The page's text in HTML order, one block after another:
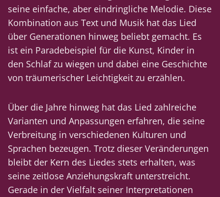
seine einfache, aber eindringliche Melodie. Diese
Kombination aus Text und Musik hat das Lied
über Generationen hinweg beliebt gemacht. Es
ist ein Paradebeispiel für die Kunst, Kinder in
den Schlaf zu wiegen und dabei eine Geschichte
von träumerischer Leichtigkeit zu erzählen.
Über die Jahre hinweg hat das Lied zahlreiche
Varianten und Anpassungen erfahren, die seine
Verbreitung in verschiedenen Kulturen und
Sprachen bezeugen. Trotz dieser Veränderungen
bleibt der Kern des Liedes stets erhalten, was
seine zeitlose Anziehungskraft unterstreicht.
Gerade in der Vielfalt seiner Interpretationen